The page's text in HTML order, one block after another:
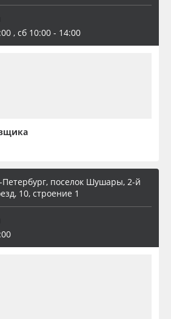
, сб 10:00 - 14:00
Петербург, поселок Шушары, 2-й
10, строение 1